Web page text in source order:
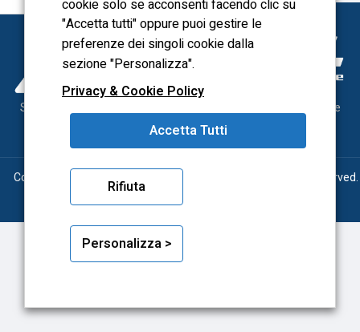
Sonytool utensileria meccanica, dal 2000 al servizio delle officine
meccaniche
Copyright © 2026 Sonytool P.Iva 09263330012 – All Rights Reserved.
Powered by
cookie solo se acconsenti facendo clic su
"Accetta tutti" oppure puoi gestire le
preferenze dei singoli cookie dalla
sezione "Personalizza".
Privacy & Cookie Policy
Accetta Tutti
Rifiuta
Personalizza >